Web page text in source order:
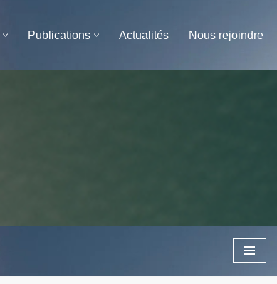
Publications Actualités Nous rejoindre